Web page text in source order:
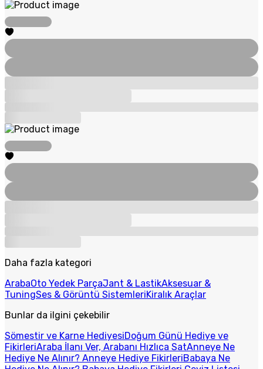
Daha fazla kategori
ArabaOto Yedek ParçaJant & LastikAksesuar &
TuningSes & Görüntü SistemleriKiralık Araçlar
Bunlar da ilgini çekebilir
Sömestir ve Karne HediyesiDoğum Günü Hediye ve
FikirleriAraba İlanı Ver, Arabanı Hızlıca SatAnneye Ne
Hediye Ne Alınır? Anneye Hediye FikirleriBabaya Ne